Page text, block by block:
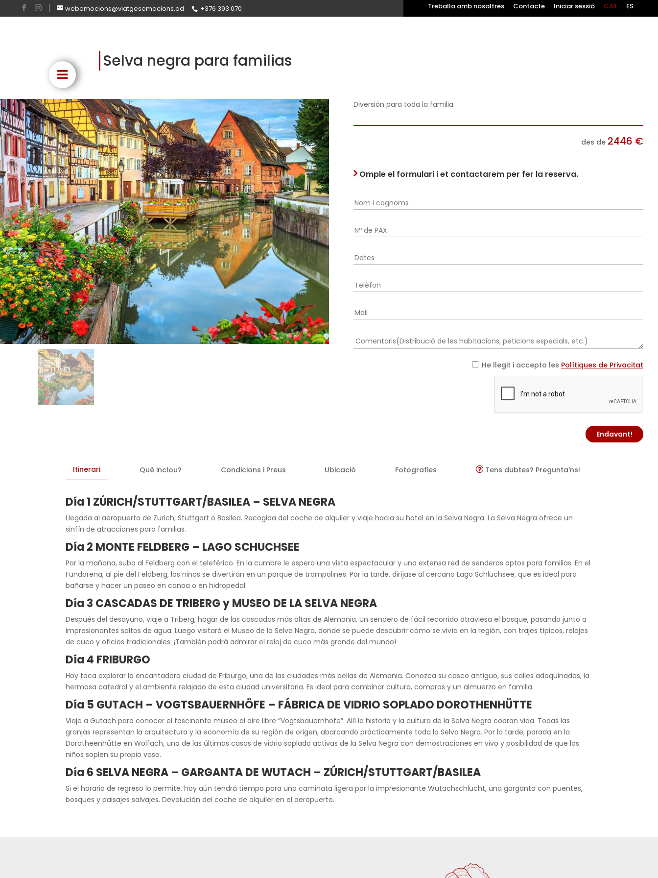
webemocions@viatgesemocions.ad +376 393 070 Treballa amb nosaltres Contacte Iniciar sessió CAT ES
Selva negra para familias
Diversión para toda la familia
des de 2446 €
Omple el formulari i et contactarem per fer la reserva.
He llegit i accepto les Polítiques de Privacitat
Endavant!
Itinerari Què inclou? Condicions i Preus Ubicació Fotografies Tens dubtes? Pregunta'ns!
Día 1 ZÚRICH/STUTTGART/BASILEA – SELVA NEGRA
Llegada al aeropuerto de Zurich, Stuttgart o Basilea. Recogida del coche de alquiler y viaje hacia su hotel en la Selva Negra. La Selva Negra ofrece un
sinfín de atracciones para familias.
Día 2 MONTE FELDBERG – LAGO SCHUCHSEE
Por la mañana, suba al Feldberg con el teleférico. En la cumbre le espera una vista espectacular y una extensa red de senderos aptos para familias. En el
Fundorena, al pie del Feldberg, los niños se divertirán en un parque de trampolines. Por la tarde, diríjase al cercano Lago Schluchsee, que es ideal para
bañarse y hacer un paseo en canoa o en hidropedal.
Día 3 CASCADAS DE TRIBERG y MUSEO DE LA SELVA NEGRA
Después del desayuno, viaje a Triberg, hogar de las cascadas más altas de Alemania. Un sendero de fácil recorrido atraviesa el bosque, pasando junto a
impresionantes saltos de agua. Luego visitará el Museo de la Selva Negra, donde se puede descubrir cómo se vivía en la región, con trajes típicos, relojes
de cuco y oficios tradicionales. ¡También podrá admirar el reloj de cuco más grande del mundo!
Día 4 FRIBURGO
Hoy toca explorar la encantadora ciudad de Friburgo, una de las ciudades más bellas de Alemania. Conozca su casco antiguo, sus calles adoquinadas, la
hermosa catedral y el ambiente relajado de esta ciudad universitaria. Es ideal para combinar cultura, compras y un almuerzo en familia.
Día 5 GUTACH – VOGTSBAUERNHÖFE – FÁBRICADE VIDRIO SOPLADO DOROTHENHÜTTE
Viaje a Gutach para conocer el fascinante museo al aire libre “Vogtsbauernhöfe”. Allí la historia y la cultura de la Selva Negra cobran vida. Todas las
granjas representan la arquitectura y la economía de su región de origen, abarcando prácticamente toda la Selva Negra. Por la tarde, parada en la
Dorotheenhütte en Wolfach, una de las últimas casas de vidrio soplado activas de la Selva Negra con demostraciones en vivo y posibilidad de que los
niños soplen su propio vaso.
Día 6 SELVA NEGRA – GARGANTA DE WUTACH – ZÚRICH/STUTTGART/BASILEA
Si el horario de regreso lo permite, hoy aún tendrá tiempo para una caminata ligera por la impresionante Wutachschlucht, una garganta con puentes,
bosques y paisajes salvajes. Devolución del coche de alquiler en el aeropuerto.